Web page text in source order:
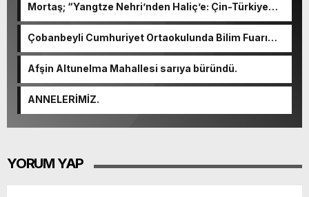
Mortaş; “Yangtze Nehri’nden Haliç’e: Çin-Türkiye
Edebiyat Değişimi ve Diyaloğu” programına katıldı.
Çobanbeyli Cumhuriyet Ortaokulunda Bilim Fuarı
Afşin Altunelma Mahallesi sarıya büründü.
ANNELERİMİZ.
YORUM YAP